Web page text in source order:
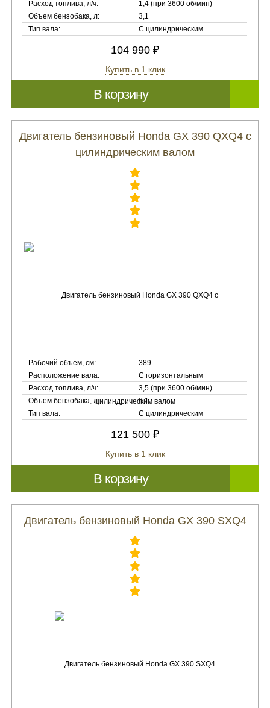
Расход топлива, л/ч:
1,4 (при 3600 об/мин)
Объем бензобака, л:
3,1
Тип вала:
С цилиндрическим
104 990 ₽
Купить в 1 клик
В корзину
Двигатель бензиновый Honda GX 390 QXQ4 с
цилиндрическим валом
Рабочий объем, см:
389
Расположение вала:
С горизонтальным
Расход топлива, л/ч:
3,5 (при 3600 об/мин)
Объем бензобака, л:
6,1
Тип вала:
С цилиндрическим
121 500 ₽
Купить в 1 клик
В корзину
Двигатель бензиновый Honda GX 390 SXQ4